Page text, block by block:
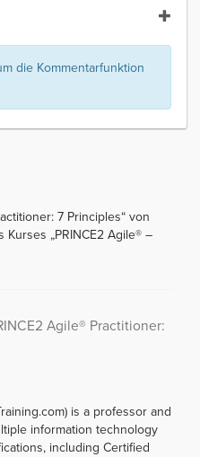
die Kommentarfunktion
7 Principles“ von
„PRINCE2 Agile® –
Agile® Practitioner:
is a professor and
information technology
including Certified